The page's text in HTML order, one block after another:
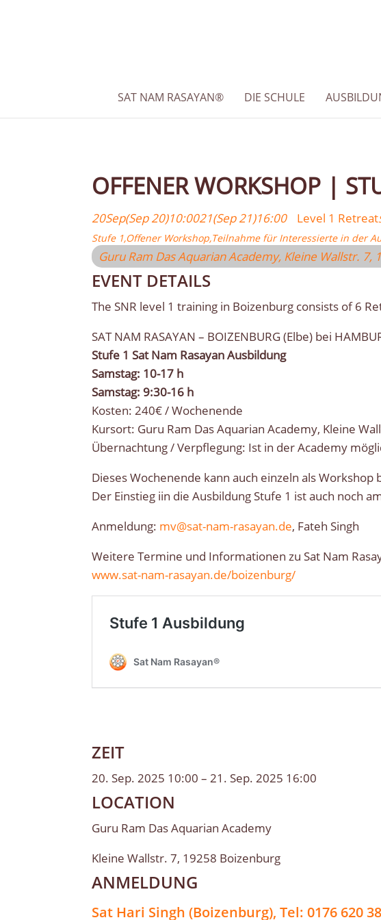
SAT NAM RASAYAN® DIE SCHULE
OFFENER WORKSHOP |
20Sep(Sep 20)10:0021(Sep 21)16:00 Level 1 Retreat
Stufe 1,Offener Workshop,Teilnahme für Interessierte in der
Guru Ram Das Aquarian Academy, Kleine Wallstr. 7,
EVENT DETAILS
The SNR level 1 training in Boizenburg consists of 6
SAT NAM RASAYAN – BOIZENBURG (Elbe) bei
Stufe 1 Sat Nam Rasayan Ausbildung
Samstag: 10-17 h
Samstag: 9:30-16 h
Kosten: 240€ / Wochenende
Kursort: Guru Ram Das Aquarian Academy, Kleine
Übernachtung / Verpflegung: Ist in der Academy
Dieses Wochenende kann auch einzeln als Workshop
Der Einstieg iin die Ausbildung Stufe 1 ist auch noch
Anmeldung: mv@sat-nam-rasayan.de, Fateh Singh
Weitere Termine und Informationen zu Sat Nam
www.sat-nam-rasayan.de/boizenburg/
ZEIT
20. Sep. 2025 10:00 – 21. Sep. 2025 16:00
LOCATION
Guru Ram Das Aquarian Academy
Kleine Wallstr. 7, 19258 Boizenburg
ANMELDUNG
Sat Hari Singh (Boizenburg), Tel: 0176 620